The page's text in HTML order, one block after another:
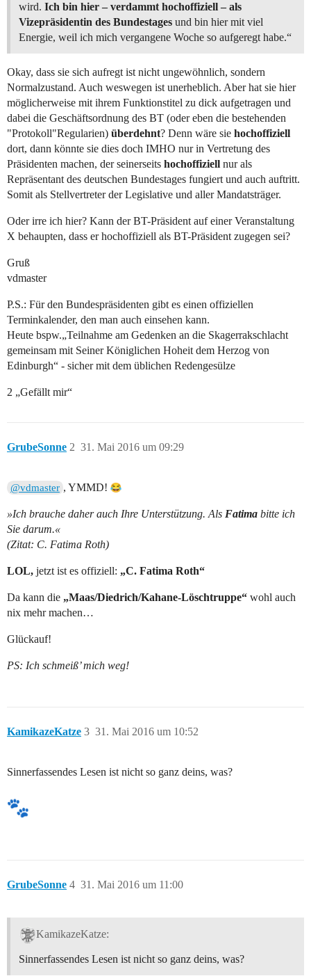
wird. Ich bin hier – verdammt hochoffiziell – als
Vizepräsidentin des Bundestages und bin hier mit viel
Energie, weil ich mich vergangene Woche so aufgeregt habe.“
Okay, dass sie sich aufregt ist nicht ungewöhnlich, sondern
Normalzustand. Auch weswegen ist unerheblich. Aber hat sie hier
möglicherweise mit ihrem Funktionstitel zu dick aufgetragen und
dabei die Geschäftsordnung des BT (oder eben die bestehenden
"Protokoll"Regularien) überdehnt? Denn wäre sie hochoffiziell
dort, dann könnte sie dies doch IMHO nur in Vertretung des
Präsidenten machen, der seinerseits hochoffiziell nur als
Repräsentant des deutschen Bundestages fungiert und auch auftritt.
Somit als Stellvertreter der Legislative und aller Mandatsträger.
Oder irre ich hier? Kann der BT-Präsident auf einer Veranstaltung
X behaupten, dass er hochoffiziell als BT-Präsident zugegen sei?
Gruß
vdmaster
P.S.: Für den Bundespräsidenten gibt es einen offiziellen
Terminkalender, den man auch einsehen kann.
Heute bspw.„Teilnahme am Gedenken an die Skagerrakschlacht
gemeinsam mit Seiner Königlichen Hoheit dem Herzog von
Edinburgh“ - sicher mit dem üblichen Redengesülze
2 „Gefällt mir“
GrubeSonne 31. Mai 2016 um 09:29
2
@vdmaster , YMMD!
»Ich brauche daher auch Ihre Unterstützung. Als Fatima bitte ich
Sie darum.«
(Zitat: C. Fatima Roth)
LOL, jetzt ist es offiziell: „C. Fatima Roth“
Da kann die „Maas/Diedrich/Kahane-Löschtruppe“ wohl auch
nix mehr machen…
Glückauf!
PS: Ich schmeiß’ mich weg!
KamikazeKatze 31. Mai 2016 um 10:52
3
Sinnerfassendes Lesen ist nicht so ganz deins, was?
GrubeSonne 31. Mai 2016 um 11:00
4
KamikazeKatze:
Sinnerfassendes Lesen ist nicht so ganz deins, was?